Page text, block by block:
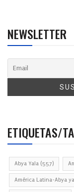
NEWSLETTER
ETIQUETAS/
Abya Yala (557)
América Latina-Abya